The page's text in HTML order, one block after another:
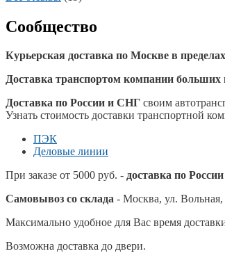
Сообщество
Курьерская доставка по Москве в
Доставка транспортом компании
Доставка по России и СНГ своим
Узнать стоимость доставки транспортной
ПЭК
Деловые линии
При заказе от 5000 руб. - доставка по
Самовывоз со склада - Москва, ул. Вольная,
Максимально удобное для Вас время
Возможна доставка до двери.